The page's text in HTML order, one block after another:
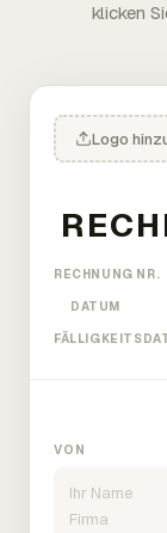
klicken
Logo
RECHNUNG NR.
DATUM
VON